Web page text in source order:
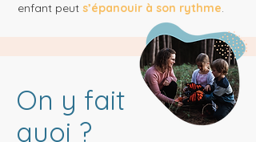
enfant peut s’épanouir à son rythme.​
On y fait
quoi ?